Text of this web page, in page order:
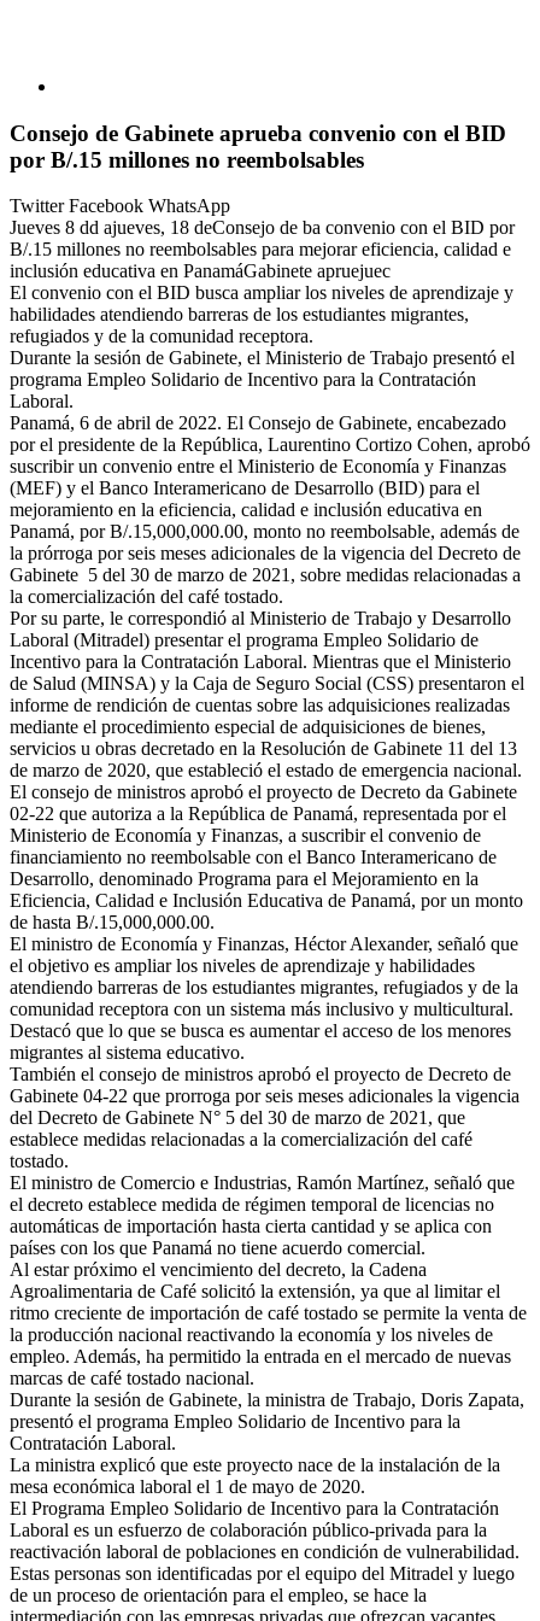
Consejo de Gabinete aprueba convenio con el BID
por B/.15 millones no reembolsables
TwitterFacebook WhatsApp
Jueves 8 dd ajueves, 18 deConsejo de ba convenio con el BID por
B/.15 millones no reembolsables para mejorar eficiencia, calidad e
inclusión educativa en PanamáGabinete apruejuec
El convenio con el BID busca ampliar los niveles de aprendizaje y
habilidades atendiendo barreras de los estudiantes migrantes,
refugiados y de la comunidad receptora.
Durante la sesión de Gabinete, el Ministerio de Trabajo presentó el
programa Empleo Solidario de Incentivo para la Contratación
Laboral.
Panamá, 6 de abril de 2022. El Consejo de Gabinete, encabezado
por el presidente de la República, Laurentino Cortizo Cohen, aprobó
suscribir un convenio entre el Ministerio de Economía y Finanzas
(MEF) y el Banco Interamericano de Desarrollo (BID) para el
mejoramiento en la eficiencia, calidad e inclusión educativa en
Panamá, por B/.15,000,000.00, monto no reembolsable, además de
la prórroga por seis meses adicionales de la vigencia del Decreto de
Gabinete 5 del 30 de marzo de 2021, sobre medidas relacionadas a
la comercialización del café tostado.
Por su parte, le correspondió al Ministerio de Trabajo y Desarrollo
Laboral (Mitradel) presentar el programa Empleo Solidario de
Incentivo para la Contratación Laboral. Mientras que el Ministerio
de Salud (MINSA) y la Caja de Seguro Social (CSS) presentaron el
informe de rendición de cuentas sobre las adquisiciones realizadas
mediante el procedimiento especial de adquisiciones de bienes,
servicios u obras decretado en la Resolución de Gabinete 11 del 13
de marzo de 2020, que estableció el estado de emergencia nacional.
El consejo de ministros aprobó el proyecto de Decreto da Gabinete
02-22 que autoriza a la República de Panamá, representada por el
Ministerio de Economía y Finanzas, a suscribir el convenio de
financiamiento no reembolsable con el Banco Interamericano de
Desarrollo, denominado Programa para el Mejoramiento en la
Eficiencia, Calidad e Inclusión Educativa de Panamá, por un monto
de hasta B/.15,000,000.00.
El ministro de Economía y Finanzas, Héctor Alexander, señaló que
el objetivo es ampliar los niveles de aprendizaje y habilidades
atendiendo barreras de los estudiantes migrantes, refugiados y de la
comunidad receptora con un sistema más inclusivo y multicultural.
Destacó que lo que se busca es aumentar el acceso de los menores
migrantes al sistema educativo.
También el consejo de ministros aprobó el proyecto de Decreto de
Gabinete 04-22 que prorroga por seis meses adicionales la vigencia
del Decreto de Gabinete N° 5 del 30 de marzo de 2021, que
establece medidas relacionadas a la comercialización del café
tostado.
El ministro de Comercio e Industrias, Ramón Martínez, señaló que
el decreto establece medida de régimen temporal de licencias no
automáticas de importación hasta cierta cantidad y se aplica con
países con los que Panamá no tiene acuerdo comercial.
Al estar próximo el vencimiento del decreto, la Cadena
Agroalimentaria de Café solicitó la extensión, ya que al limitar el
ritmo creciente de importación de café tostado se permite la venta de
la producción nacional reactivando la economía y los niveles de
empleo. Además, ha permitido la entrada en el mercado de nuevas
marcas de café tostado nacional.
Durante la sesión de Gabinete, la ministra de Trabajo, Doris Zapata,
presentó el programa Empleo Solidario de Incentivo para la
Contratación Laboral.
La ministra explicó que este proyecto nace de la instalación de la
mesa económica laboral el 1 de mayo de 2020.
El Programa Empleo Solidario de Incentivo para la Contratación
Laboral es un esfuerzo de colaboración público-privada para la
reactivación laboral de poblaciones en condición de vulnerabilidad.
Estas personas son identificadas por el equipo del Mitradel y luego
de un proceso de orientación para el empleo, se hace la